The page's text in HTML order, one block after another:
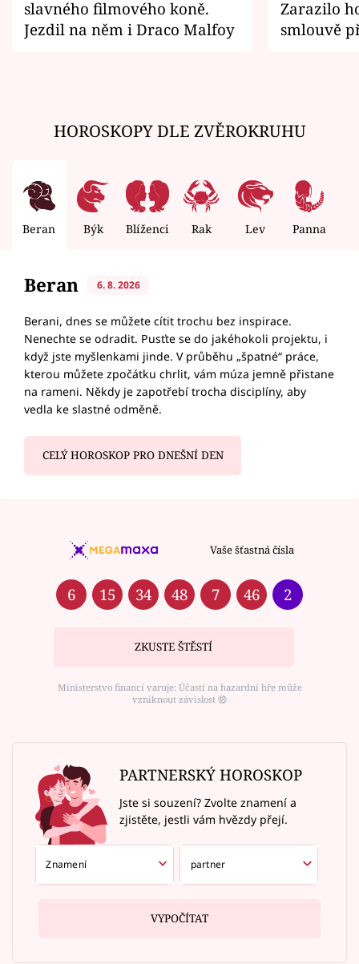
slavného filmového koně.
Jezdil na něm i Draco Malfoy
Zarazilo
smlouvě
HOROSKOPY DLE ZVĚROKRUHU
Beran Býk Blíženci Rak Lev Panna
Beran 6. 8. 2026
Berani, dnes se můžete cítit trochu bez inspirace.
Nenechte se odradit. Pusťte se do jakéhokoli projektu, i
když jste myšlenkami jinde. V průběhu „špatné“ práce,
kterou můžete zpočátku chrlit, vám múza jemně přistane
na rameni. Někdy je zapotřebí trocha disciplíny, aby
vedla ke slastné odměně.
CELÝ HOROSKOP PRO DNEŠNÍ DEN
Vaše šťastná čísla
6 15 34 48 7 46 2
ZKUSTE ŠTĚSTÍ
Ministerstvo financí varuje: Účastí na hazardní hře může
vzniknout závislost ⑱
PARTNERSKÝ HOROSKOP
Jste si souzení? Zvolte znamení a
zjistěte, jestli vám hvězdy přejí.
VYPOČÍTAT